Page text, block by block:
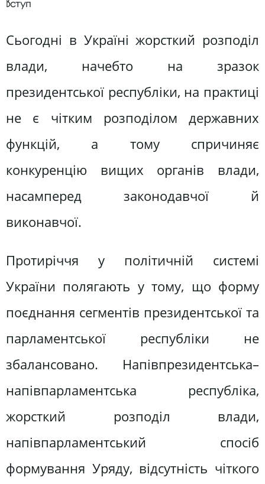
Вступ
Сьогодні в Україні жорсткий розподіл
влади, начебто на зразок
президентської республіки, на практиці
не є чітким розподілом державних
функцій, а тому спричиняє
конкуренцію вищих органів влади,
насамперед законодавчої й
виконавчої.
Протиріччя у політичній системі
України полягають у тому, що форму
поєднання сегментів президентської та
парламентської республіки не
збалансовано. Напівпрезидентська–
напівпарламентська республіка,
жорсткий розподіл влади,
напівпарламентський спосіб
формування Уряду, відсутність чіткого